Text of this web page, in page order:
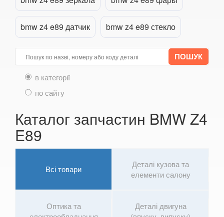
6 Series E63
6 Series E64
M6 E63/E64
6 Series F12
6 Series F13
6 Series F06
M6 F12/F13/F06
bmw z4 e89 датчик bmw z4 e89 стекло
в категорії
по сайту
Каталог запчастин BMW Z4
E89
Всі товари
Деталі кузова та
елементи салону
Оптика та
Деталі двигуна